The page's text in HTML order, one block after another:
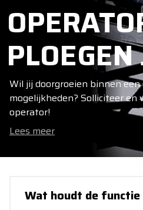
PLOEGEN
Wil jij doorgroeien binnen
mogelijkheden? Solliciteer en
operator!
Lees meer
Wat houdt de functie